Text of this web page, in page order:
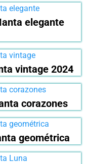
elegante
vintage 2024
corazones
geométrica